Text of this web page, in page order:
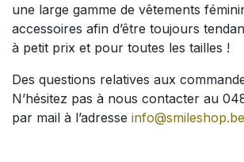
une large gamme de vêtements
accessoires afin d’être toujours
à petit prix et pour toutes les tailles !
Des questions relatives aux
N’hésitez pas à nous contacter au
par mail à l’adresse info@smileshop.be